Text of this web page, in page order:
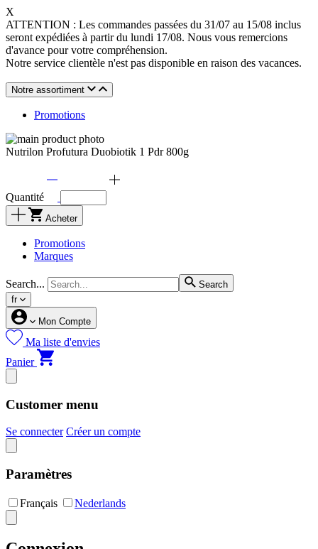
X
ATTENTION : Les commandes passées du 31/07 au 15/08 inclus
seront expédiées à partir du lundi 17/08. Nous vous remercions
d'avance pour votre compréhension.
Notre service clientèle n'est pas disponible en raison des vacances.
Notre assortiment
Promotions
Nutrilon Profutura Duobiotik 1 Pdr 800g
Quantité
Acheter
Promotions
Marques
Search...
Search
fr
Mon Compte
Ma liste d'envies
Panier
Customer menu
Se connecter Créer un compte
Paramètres
Français Nederlands